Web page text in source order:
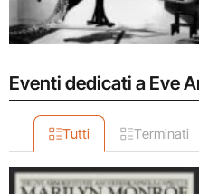
Eventi dedicati a Eve
Tutti Terminati